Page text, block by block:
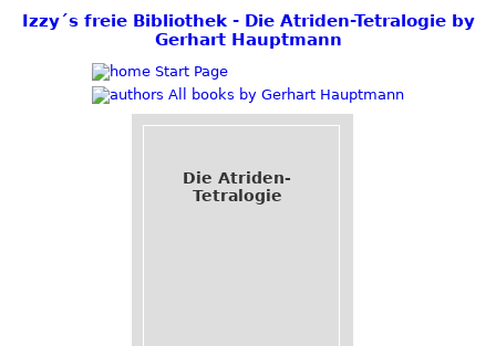
Izzy´s freie Bibliothek - Die Atriden-Tetralogie by
Gerhart Hauptmann
Start Page
All books by Gerhart Hauptmann
Die Atriden-
Tetralogie